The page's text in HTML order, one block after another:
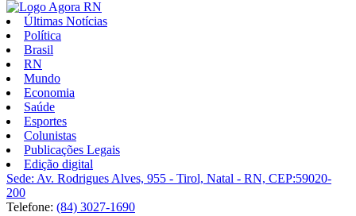
Últimas Notícias
Política
Brasil
RN
Mundo
Economia
Saúde
Esportes
Colunistas
Publicações Legais
Edição digital
Sede: Av. Rodrigues Alves, 955 - Tirol, Natal - RN, CEP:59020-
200
Telefone: (84) 3027-1690